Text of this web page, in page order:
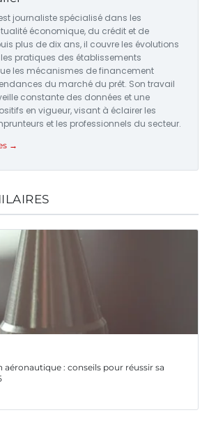
journaliste spécialisé dans les
économique, du crédit et de
plus de dix ans, il couvre les évolutions
pratiques des établissements
les mécanismes de financement
du marché du prêt. Son travail
constante des données et une
en vigueur, visant à éclairer les
et les professionnels du secteur.
→
: conseils pour réussir sa